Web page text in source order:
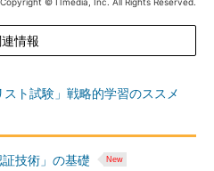
するための施策をリスクコントロ
れを経済的に解決する施策をリス
の関係を絶ち、損害が発生し
情報
スト試験」戦略的学習のススメ
技術」の基礎